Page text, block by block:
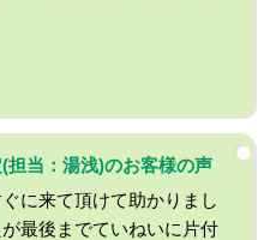
担当：湯浅)のお客様の声
に来て頂けて助かりまし
最後までていねいに片付